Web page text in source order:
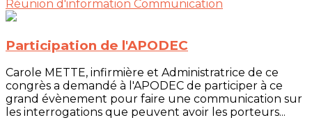
Réunion d'information Communication
Participation de l'APODEC
Carole METTE, infirmière et Administratrice de ce
congrès a demandé à l'APODEC de participer à ce
grand évènement pour faire une communication sur
les interrogations que peuvent avoir les porteurs...